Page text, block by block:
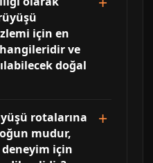
için en
ve
doğal
rotalarına
mudur,
için